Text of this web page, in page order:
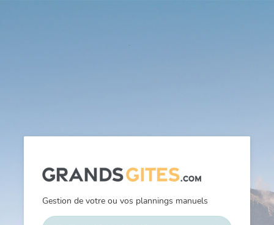
Gestion de votre ou vos plannings manuels